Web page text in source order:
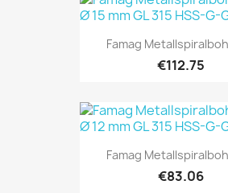
Famag
€112.75
Famag
€83.06